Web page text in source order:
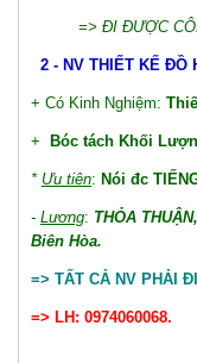
=> ĐI ĐƯỢC
2 - NV THIẾT KẾ ĐỒ
+ Có Kinh Nghiệm:
+ Bóc tách Khối
* Ưu tiên: Nói đc
- Lương: THỎA
Biên Hòa.
=> TẤT CẢ NV PHẢI
=> LH: 0974060068.